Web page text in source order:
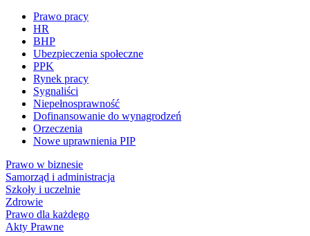
Prawo pracy
HR
BHP
Ubezpieczenia społeczne
PPK
Rynek pracy
Sygnaliści
Niepełnosprawność
Dofinansowanie do wynagrodzeń
Orzeczenia
Nowe uprawnienia PIP
Prawo w biznesie
Samorząd i administracja
Szkoły i uczelnie
Zdrowie
Prawo dla każdego
Akty Prawne